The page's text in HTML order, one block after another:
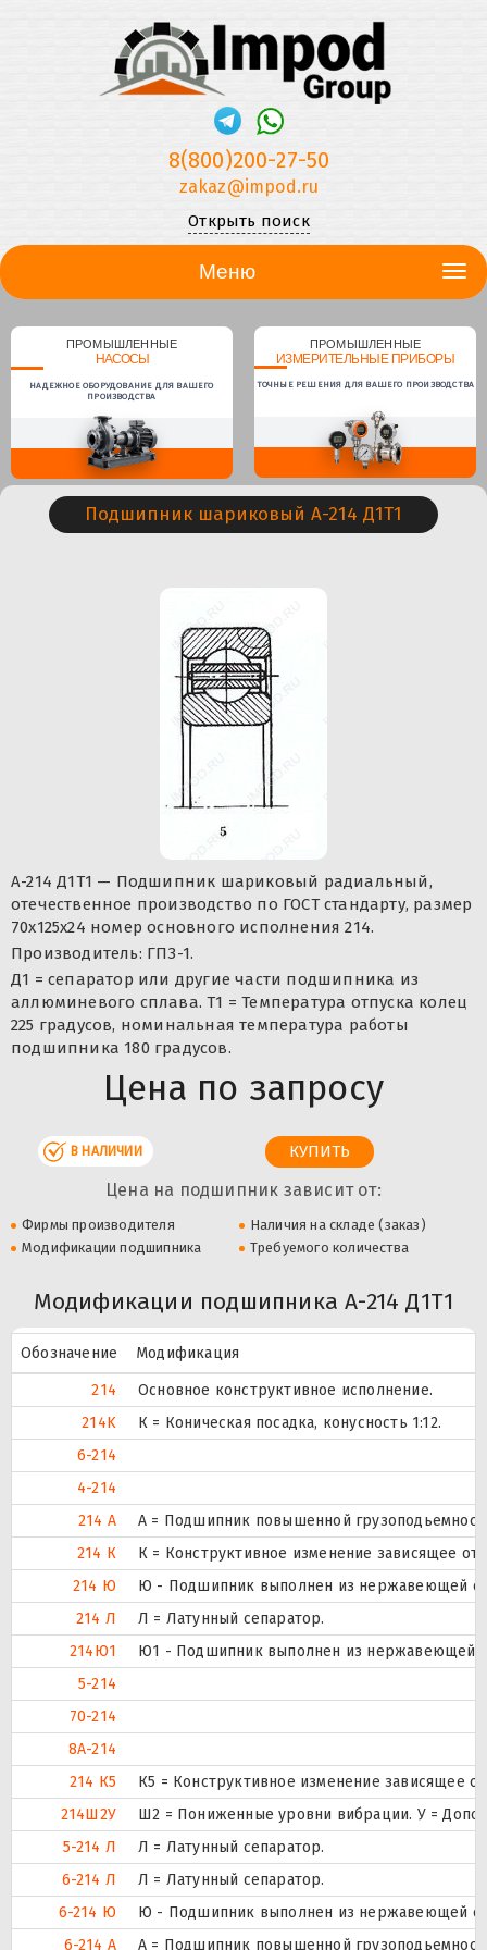
8(800)200-27-50
zakaz@impod.ru
Открыть поиск
Меню
ПРОМЫШЛЕННЫЕ
НАСОСЫ
НАДЕЖНОЕ ОБОРУДОВАНИЕ ДЛЯ ВАШЕГО
ПРОИЗВОДСТВА
ПРОМЫШЛЕННЫЕ
ИЗМЕРИТЕЛЬНЫЕ ПРИБОРЫ
ТОЧНЫЕ РЕШЕНИЯ ДЛЯ ВАШЕГО ПРОИЗВОДСТВА
Подшипник шариковый А-214 Д1Т1
А-214 Д1Т1 — Подшипник шариковый радиальный,
отечественное производство по ГОСТ стандарту, размер
70x125x24 номер основного исполнения 214.
Производитель: ГПЗ-1.
Д1 = сепаратор или другие части подшипника из
аллюминевого сплава. Т1 = Температура отпуска колец
225 градусов, номинальная температура работы
подшипника 180 градусов.
Цена по запросу
В НАЛИЧИИ
Цена на подшипник зависит от:
Фирмы производителя
Наличия на складе (заказ)
Модификации подшипника
Требуемого количества
Модификации подшипника А-214 Д1Т1
Обозначение
Модификация
214
Основное конструктивное исполнение.
214K
К = Коническая посадка, конусность 1:12.
6-214
4-214
214 А
А = Подшипник повышенной
214 К
К = Конструктивное изменение зависящее от
214 Ю
Ю - Подшипник выполнен из нержавеющей
214 Л
Л = Латунный сепаратор.
214Ю1
Ю1 - Подшипник выполнен из нержавеющей
5-214
70-214
8А-214
214 К5
К5 = Конструктивное изменение зависящее
214Ш2У
Ш2 = Пониженные уровни вибрации. У =
5-214 Л
Л = Латунный сепаратор.
6-214 Л
Л = Латунный сепаратор.
6-214 Ю
Ю - Подшипник выполнен из нержавеющей
6-214 А
А = Подшипник повышенной